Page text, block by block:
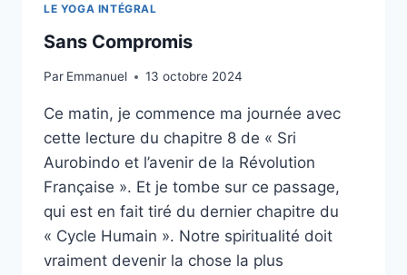
LE YOGA INTÉGRAL
Sans Compromis
Par Emmanuel 13 octobre 2024
Ce matin, je commence ma journée avec
cette lecture du chapitre 8 de « Sri
Aurobindo et l’avenir de la Révolution
Française ». Et je tombe sur ce passage,
qui est en fait tiré du dernier chapitre du
« Cycle Humain ». Notre spiritualité doit
vraiment devenir la chose la plus